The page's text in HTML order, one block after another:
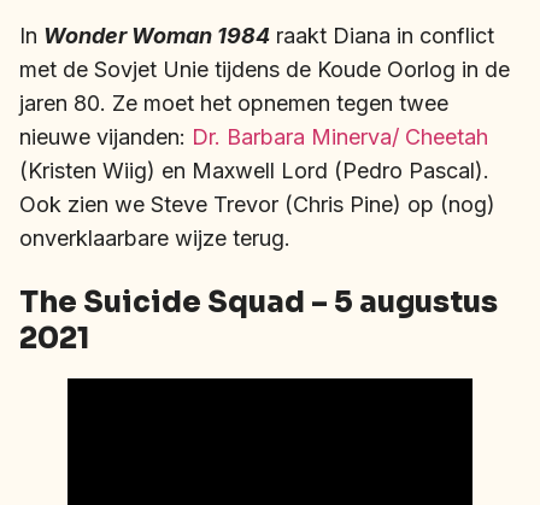
In Wonder Woman 1984 raakt Diana in conflict
met de Sovjet Unie tijdens de Koude Oorlog in de
jaren 80. Ze moet het opnemen tegen twee
nieuwe vijanden: Dr. Barbara Minerva/ Cheetah
(Kristen Wiig) en Maxwell Lord (Pedro Pascal).
Ook zien we Steve Trevor (Chris Pine) op (nog)
onverklaarbare wijze terug.
The Suicide Squad – 5 augustus
2021